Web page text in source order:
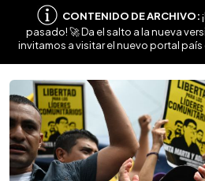
CONTENIDO DE ARCHIVO:
pasado! 🚀 Da el salto a la nueva
invitamos a visitar el nuevo portal